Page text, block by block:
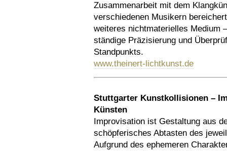
Zusammenarbeit mit dem
verschiedenen Musikern
weiteres nichtmaterielles Medium
ständige Präzisierung und
Standpunkts.
www.theinert-lichtkunst.de
Stuttgarter Kunstkollisionen –
Künsten
Improvisation ist Gestaltung aus
schöpferisches Abtasten des
Aufgrund des ephemeren